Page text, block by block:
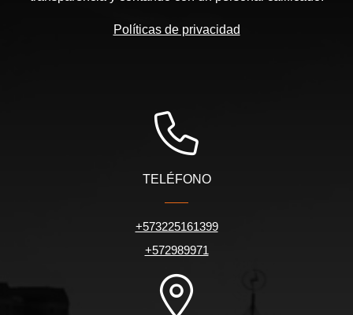
Políticas de privacidad
TELÉFONO
+573225161399
+572989971